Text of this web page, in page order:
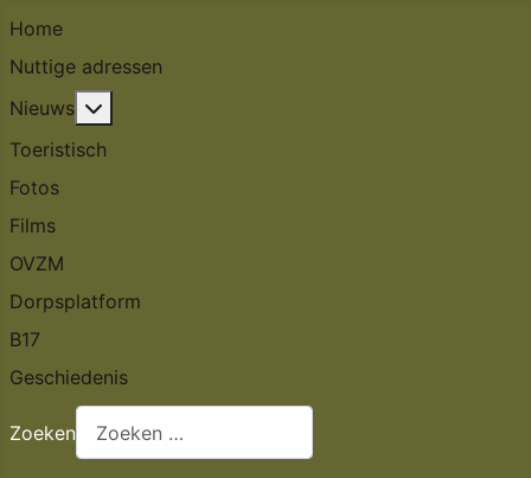
Home
Nuttige adressen
Nieuws
Toeristisch
Fotos
Films
OVZM
Dorpsplatform
B17
Geschiedenis
Zoeken